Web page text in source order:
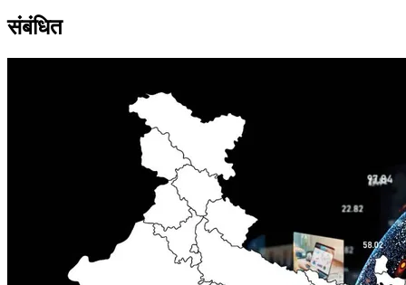
संबंधित